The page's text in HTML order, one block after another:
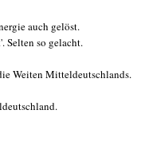
auch gelöst.
Selten so gelacht.
Weiten Mitteldeutschlands.